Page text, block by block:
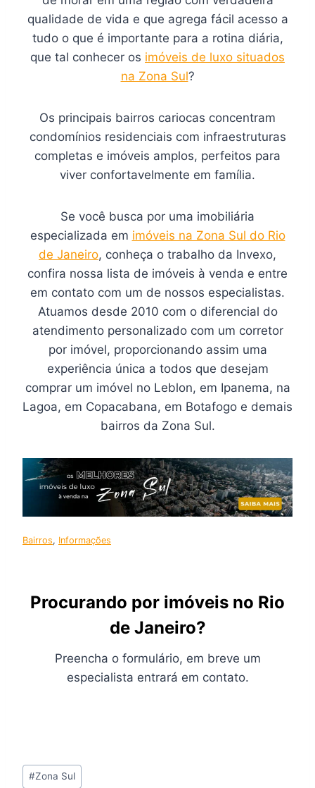
qualidade de vida e que agrega fácil acesso a
tudo o que é importante para a rotina diária,
que tal conhecer os imóveis de luxo situados
na Zona Sul?
Os principais bairros cariocas concentram
condomínios residenciais com infraestruturas
completas e imóveis amplos, perfeitos para
viver confortavelmente em família.
Se você busca por uma imobiliária
especializada em imóveis na Zona Sul do Rio
de Janeiro, conheça o trabalho da Invexo,
confira nossa lista de imóveis à venda e entre
em contato com um de nossos especialistas.
Atuamos desde 2010 com o diferencial do
atendimento personalizado com um corretor
por imóvel, proporcionando assim uma
experiência única a todos que desejam
comprar um imóvel no Leblon, em Ipanema, na
Lagoa, em Copacabana, em Botafogo e demais
bairros da Zona Sul.
Bairros, Informações
Procurando por imóveis no Rio
de Janeiro?
Preencha o formulário, em breve um
especialista entrará em contato.
Tags
#Zona Sul